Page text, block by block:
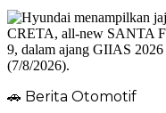
🚗 Berita Otomotif